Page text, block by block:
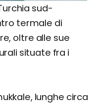
sud-
termale di
oltre alle sue
situate fra i
lunghe circa